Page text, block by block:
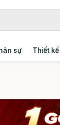
sự Thiết kế